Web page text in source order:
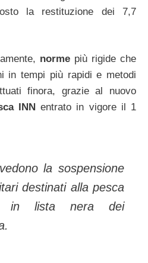
la restituzione dei 7,7
norme più rigide che
in tempi più rapidi e metodi
finora, grazie al nuovo
INN entrato in vigore il 1
la sospensione
destinati alla pesca
in lista nera dei